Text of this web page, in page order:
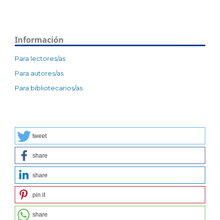
Información
Para lectores/as
Para autores/as
Para bibliotecarios/as
tweet
share
share
pin it
share